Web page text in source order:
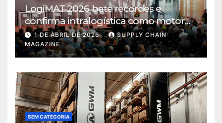
LogiMAT 2026 bate recordes e
confirma intralogística como motor
de decisão em tempos de incerteza
1 DE ABRIL DE 2026
SUPPLY CHAIN
MAGAZINE
SEM CATEGORIA